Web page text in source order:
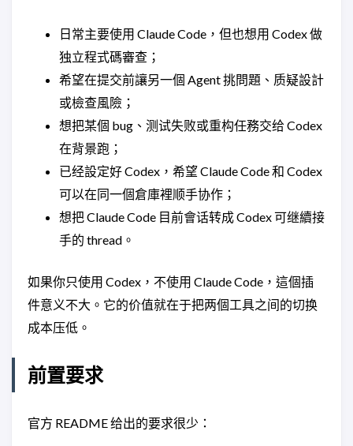
日常主要使用 Claude Code，但也想用 Codex 做
独立程式碼審查；
希望在提交前讓另一個 Agent 挑問題、质疑設計
或檢查風險；
想把某個 bug、测试失败或重构任務交给 Codex
在背景跑；
已经設定好 Codex，希望 Claude Code 和 Codex
可以在同一個倉庫裡顺手协作；
想把 Claude Code 目前會话转成 Codex 可继續接
手的 thread。
如果你只使用 Codex，不使用 Claude Code，這個插
件意义不大。它的价值就在于把两個工具之间的切换
成本压低。
前置要求
官方 README 给出的要求很少：